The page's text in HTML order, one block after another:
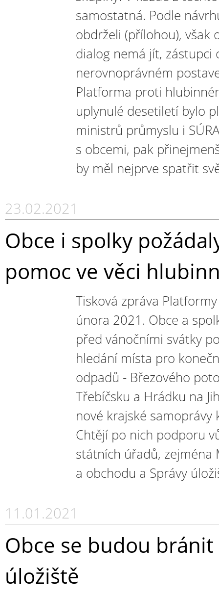
samostatná. Podle
obdrželi (přílohou), však
dialog nemá jít,
nerovnoprávném
Platforma proti
uplynulé desetiletí bylo
ministrů průmyslu i
s obcemi, pak
by měl nejprve spatřit
23.02.2021
Obce i spolky
pomoc ve věci
Tisková zpráva
února 2021. Obce a
před vánočními svátky
hledání místa pro
odpadů - Březového
Třebíčsku a Hrádku na
nové krajské samoprávy
Chtějí po nich podporu
státních úřadů,
a obchodu a Správy
11.01.2021
Obce se budou
úložiště